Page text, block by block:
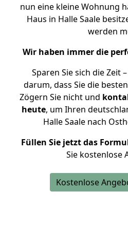
nun eine kleine Wohnung
Haus in Halle Saale
werden
Wir haben immer die
Sparen Sie sich die Zeit
darum, dass Sie die
Zögern Sie nicht und
heute, um Ihren
Halle Saale nach
Füllen Sie jetzt das
Sie kostenlose
Kostenlose